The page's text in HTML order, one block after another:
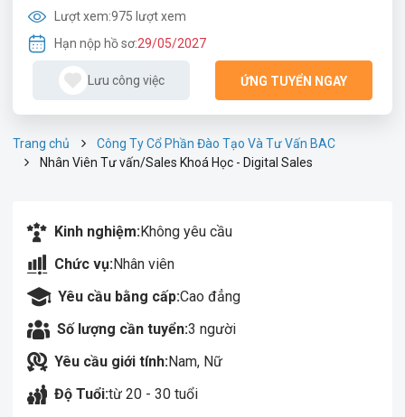
Lượt xem:975 lượt xem
Hạn nộp hồ sơ:29/05/2027
Lưu công việc ỨNG TUYỂN NGAY
Trang chủ
Công Ty Cổ Phần Đào Tạo Và Tư Vấn BAC
Nhân Viên Tư vấn/Sales Khoá Học - Digital Sales
Kinh nghiệm:Không yêu cầu
Chức vụ:Nhân viên
Yêu cầu bằng cấp:Cao đẳng
Số lượng cần tuyển:3 người
Yêu cầu giới tính:Nam, Nữ
Độ Tuổi:từ 20 - 30 tuổi